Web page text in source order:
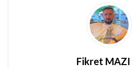
Fikret MAZI